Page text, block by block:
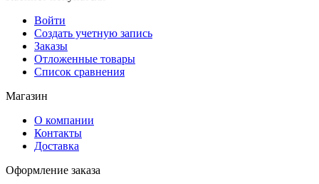
Войти
Создать учетную запись
Заказы
Отложенные товары
Список сравнения
Магазин
О компании
Контакты
Доставка
Оформление заказа